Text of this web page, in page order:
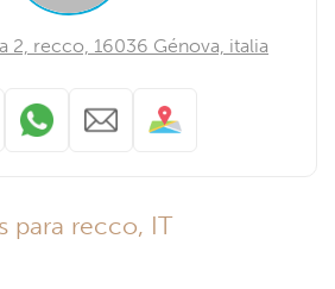
2, recco, 16036 Génova, italia
para recco, IT